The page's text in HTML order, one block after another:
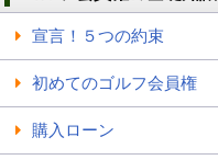
宣言！５つの約束
初めてのゴルフ会員権
購入ローン